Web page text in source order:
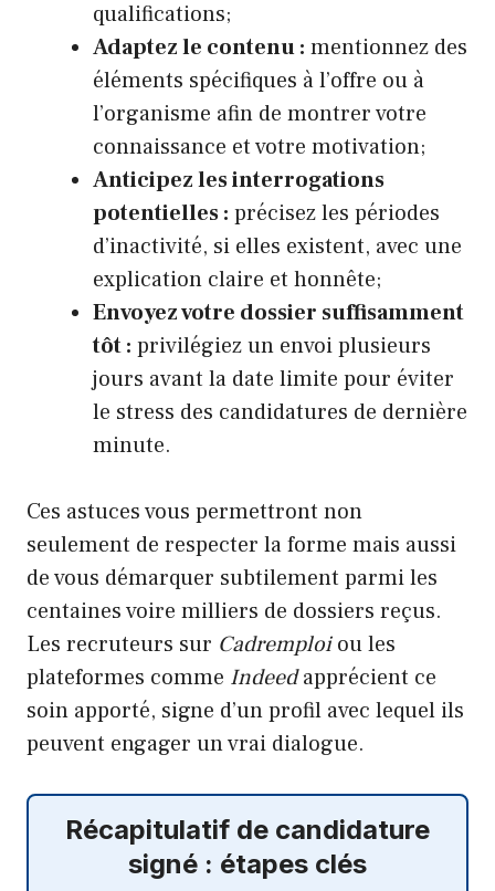
qualifications;
Adaptez le contenu : mentionnez des
éléments spécifiques à l’offre ou à
l’organisme afin de montrer votre
connaissance et votre motivation;
Anticipez les interrogations
potentielles : précisez les périodes
d’inactivité, si elles existent, avec une
explication claire et honnête;
Envoyez votre dossier suffisamment
tôt : privilégiez un envoi plusieurs
jours avant la date limite pour éviter
le stress des candidatures de dernière
minute.
Ces astuces vous permettront non
seulement de respecter la forme mais aussi
de vous démarquer subtilement parmi les
centaines voire milliers de dossiers reçus.
Les recruteurs sur Cadremploiou les
plateformes comme Indeedapprécient ce
soin apporté, signe d’un profil avec lequel ils
peuvent engager un vrai dialogue.
Récapitulatif de candidature
signé : étapes clés